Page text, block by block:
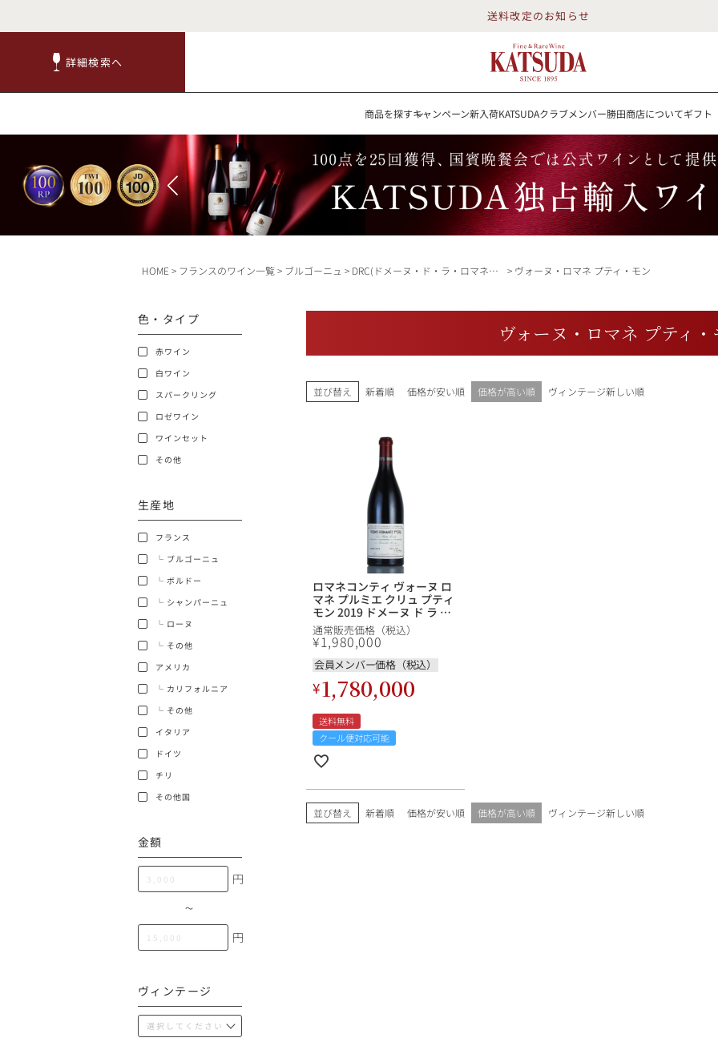
送料改定のお知らせ
詳細検索へ
商品を探すキャンペーン新入荷KATSUDAクラブメンバー勝田商店についてギフト
送料改定のお知らせ
詳細検索へ
商品を探すキャンペーン新入荷KATSUDAクラブメンバー勝田商店について
赤ワイン
白ワイン スパークリング ロゼワイン RP100点
詳細検索する
ショッピングガイド ギフトラッピング
DRC
フランス
アメリカ
種類で探す
赤ワイン
スパークリング
価格帯から探す
100,000円〜199,999円
200,000円〜499,999円
お得な情報を受け取る
メルマガ
HOME フランスのワイン一覧 ブルゴーニュ DRC(ドメーヌ・ド・ラ・ロマネ・コンティ) ヴォーヌ・ロマネ プティ・モン
色・タイプ
赤ワイン
白ワイン
スパークリング
ロゼワイン
ワインセット
その他
生産地
フランス
└ ブルゴーニュ
└ ボルドー
└ シャンパーニュ
└ ローヌ
└ その他
アメリカ
└ カリフォルニア
└ その他
イタリア
ドイツ
チリ
その他国
金額
円
〜
円
ヴィンテージ
ヴォーヌ・ロマネ プティ・
並び替え 新着順 価格が安い順 価格が高い順 ヴィンテージ新しい順
ロマネコンティ ヴォーヌ ロ
マネ プルミエ クリュ プティ
モン 2019 ドメーヌ ド ラ ロ
マネ コンティ ヴォーヌロマ
ネ DRC Vosne Romanee
Petits Monts フランス ブル
ゴーニュ 赤ワイン
通常販売価格（税込）
¥1,980,000
会員メンバー価格（税込）
¥1,780,000
送料無料
クール便対応可能
並び替え 新着順 価格が安い順 価格が高い順 ヴィンテージ新しい順